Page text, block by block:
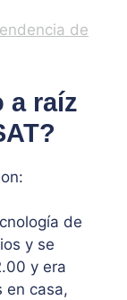
de
a raíz
de
y se
y era
en casa,